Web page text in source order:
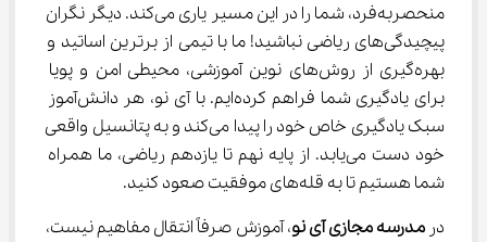
منحصربه‌فرد، شما را در این مسیر یاری می‌کند. دیگر نگران
پیچیدگی‌های ریاضی نباشید! ما با تیمی از برترین اساتید و
بهره‌گیری از روش‌های نوین آموزشی، محیطی امن و پویا
برای یادگیری شما فراهم کرده‌ایم. با آی نو، هر دانش‌آموز
سبک یادگیری خاص خود را پیدا می‌کند و به پتانسیل واقعی
خود دست می‌یابد. از پایه‌ نهم تا یازدهم ریاضی، ما همراه
شما هستیم تا به قله‌های موفقیت صعود کنید.
در مدرسه مجازی آی نو، آموزش صرفاً انتقال مفاهیم نیست،